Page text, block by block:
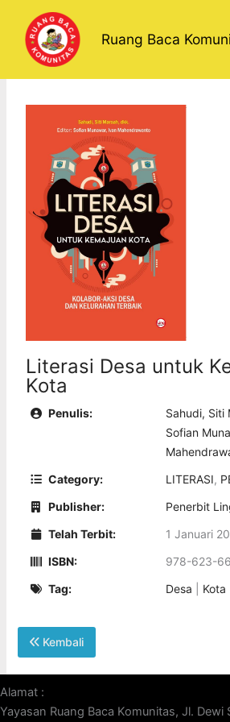
konten
Ruang Baca
Literasi Desa untuk
Kota
Penulis:
Sahudi, Siti
Sofian
Category:
LITERASI,
Publisher:
Penerbit
Telah Terbit:
1 Januari
ISBN:
978-623-
Tag:
Desa Kota
Kembali
Alamat :
Yayasan Ruang Baca Komunitas, Jl. Dewi